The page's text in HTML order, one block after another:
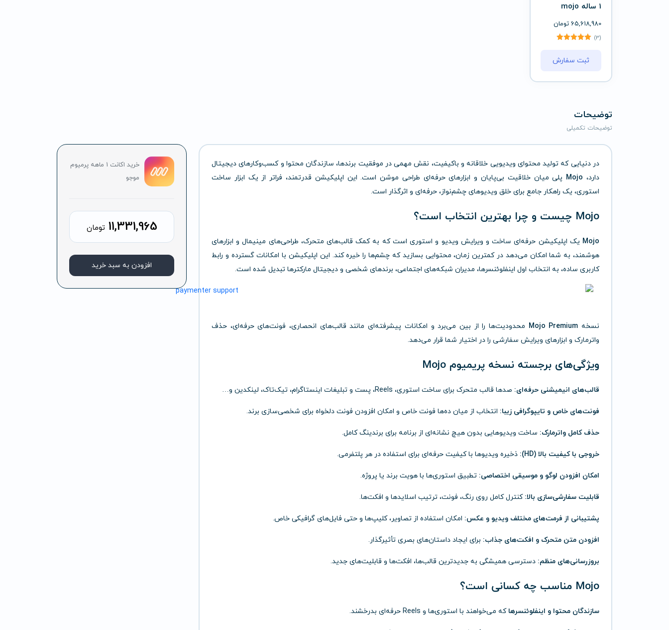
1 ساله mojo
65,618,980 تومان
(3)
ثبت سفارش
توضیحات
توضیحات تکمیلی
در دنیایی که تولید محتوای ویدیویی خلاقانه و باکیفیت، نقش مهمی در موفقیت برندها، سازندگان محتوا و کسب‌وکارهای دیجیتال
دارد، Mojo پلی میان خلاقیت بی‌پایان و ابزارهای حرفه‌ای طراحی موشن است. این اپلیکیشن قدرتمند، فراتر از یک ابزار ساخت
استوری، یک راهکار جامع برای خلق ویدیوهای چشم‌نواز، حرفه‌ای و اثرگذار است.
Mojo چیست و چرا بهترین انتخاب است؟
Mojo یک اپلیکیشن حرفه‌ای ساخت و ویرایش ویدیو و استوری است که به کمک قالب‌های متحرک، طراحی‌های مینیمال و ابزارهای
هوشمند، به شما امکان می‌دهد در کمترین زمان، محتوایی بسازید که چشم‌ها را خیره کند. این اپلیکیشن با امکانات گسترده و رابط
کاربری ساده، به انتخاب اول اینفلوئنسرها، مدیران شبکه‌های اجتماعی، برندهای شخصی و دیجیتال مارکترها تبدیل شده است.
نسخه Mojo Premium محدودیت‌ها را از بین می‌برد و امکانات پیشرفته‌ای مانند قالب‌های انحصاری، فونت‌های حرفه‌ای، حذف
واترمارک و ابزارهای ویرایش سفارشی را در اختیار شما قرار می‌دهد.
ویژگی‌های برجسته نسخه پریمیوم Mojo
قالب‌های انیمیشنی حرفه‌ای: صدها قالب متحرک برای ساخت استوری، Reels، پست و تبلیغات اینستاگرام، تیک‌تاک، لینکدین و…
فونت‌های خاص و تایپوگرافی زیبا: انتخاب از میان ده‌ها فونت خاص و امکان افزودن فونت دلخواه برای شخصی‌سازی برند.
حذف کامل واترمارک: ساخت ویدیوهایی بدون هیچ نشانه‌ای از برنامه برای برندینگ کامل.
خروجی با کیفیت بالا (HD): ذخیره ویدیوها با کیفیت حرفه‌ای برای استفاده در هر پلتفرمی.
امکان افزودن لوگو و موسیقی اختصاصی: تطبیق استوری‌ها با هویت برند یا پروژه.
قابلیت سفارشی‌سازی بالا: کنترل کامل روی رنگ، فونت، ترتیب اسلایدها و افکت‌ها.
پشتیبانی از فرمت‌های مختلف ویدیو و عکس: امکان استفاده از تصاویر، کلیپ‌ها و حتی فایل‌های گرافیکی خاص.
افزودن متن متحرک و افکت‌های جذاب: برای ایجاد داستان‌های بصری تأثیرگذار.
بروزرسانی‌های منظم: دسترسی همیشگی به جدیدترین قالب‌ها، افکت‌ها و قابلیت‌های جدید.
Mojo مناسب چه کسانی است؟
سازندگان محتوا و اینفلوئنسرها که می‌خواهند با استوری‌ها و Reels حرفه‌ای بدرخشند.
خرید اکانت 1 ماهه پرمیوم
موجو
11,331,965 تومان
افزودن به سبد خرید